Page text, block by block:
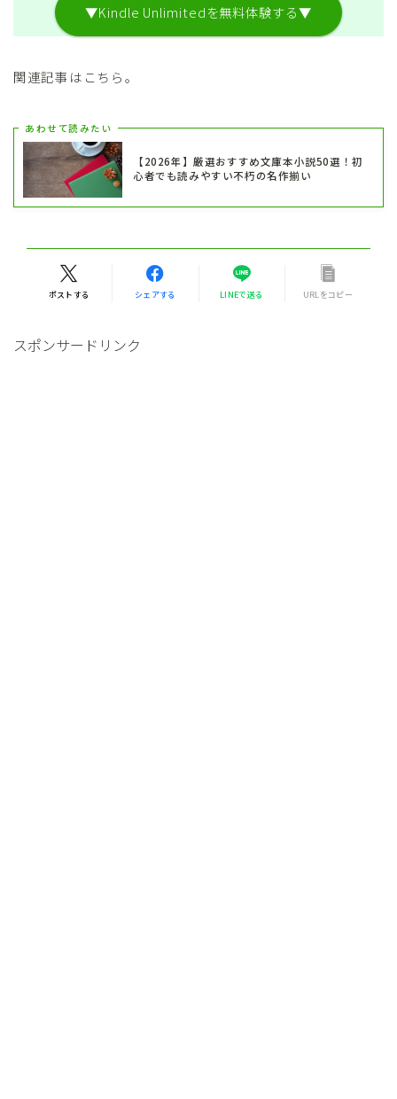
▼Kindle Unlimitedを無料体験する▼
関連記事はこちら。
あわせて読みたい
【2026年】厳選おすすめ文庫本小説50選！初
心者でも読みやすい不朽の名作揃い
ポストする シェアする LINEで送る URLをコピー
スポンサードリンク